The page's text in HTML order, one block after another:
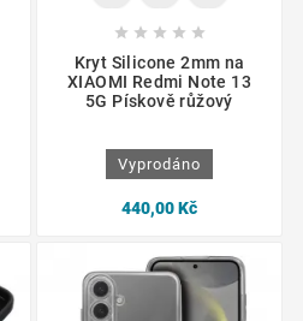
    
Kryt Silicone 2mm na
XIAOMI Redmi Note 13
5G Pískově růžový
Vyprodáno
440,00 Kč